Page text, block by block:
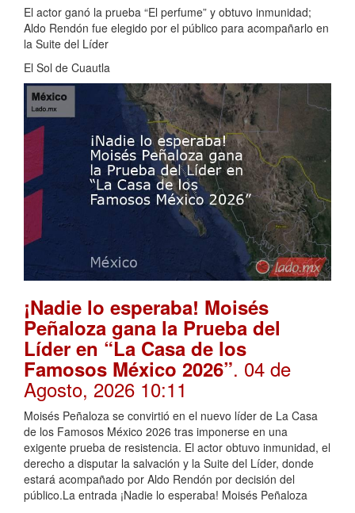
El actor ganó la prueba “El perfume” y obtuvo inmunidad;
Aldo Rendón fue elegido por el público para acompañarlo en
la Suite del Líder
El Sol de Cuautla
¡Nadie lo esperaba! Moisés
Peñaloza gana la Prueba del
Líder en “La Casa de los
Famosos México 2026”. 04 de
Agosto, 2026 10:11
Moisés Peñaloza se convirtió en el nuevo líder de La Casa
de los Famosos México 2026 tras imponerse en una
exigente prueba de resistencia. El actor obtuvo inmunidad, el
derecho a disputar la salvación y la Suite del Líder, donde
estará acompañado por Aldo Rendón por decisión del
público.La entrada ¡Nadie lo esperaba! Moisés Peñaloza